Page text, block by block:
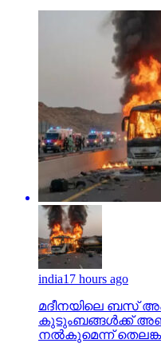
india17 hours ago
മദീനയിലെ ബസ്
കുടുംബങ്ങള്‍ക്ക്
നല്‍കുമെന്ന്